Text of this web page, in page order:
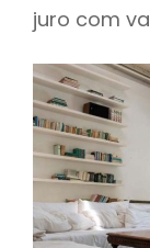
juro com